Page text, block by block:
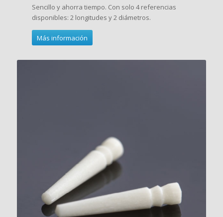
Sencillo y ahorra tiempo. Con solo 4 referencias
disponibles: 2 longitudes y 2 diámetros.
Más información